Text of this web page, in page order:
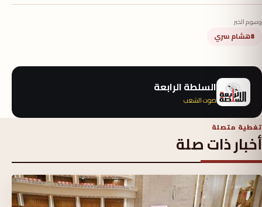
وسوم الخبر
#هشام سري
السلطة الرابعة
صوت الشعب
تغطية متصلة
أخبار ذات صلة